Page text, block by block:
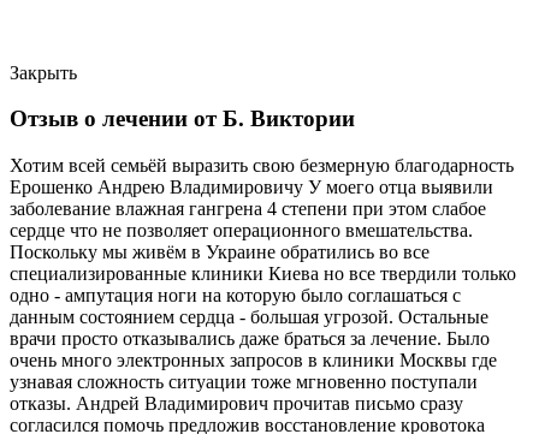
Закрыть
Отзыв о лечении от Б. Виктории
Хотим всей семьёй выразить свою безмерную благодарность
Ерошенко Андрею Владимировичу У моего отца выявили
заболевание влажная гангрена 4 степени при этом слабое
сердце что не позволяет операционного вмешательства.
Поскольку мы живём в Украине обратились во все
специализированные клиники Киева но все твердили только
одно - ампутация ноги на которую было соглашаться с
данным состоянием сердца - большая угрозой. Остальные
врачи просто отказывались даже браться за лечение. Было
очень много электронных запросов в клиники Москвы где
узнавая сложность ситуации тоже мгновенно поступали
отказы. Андрей Владимирович прочитав письмо сразу
согласился помочь предложив восстановление кровотока